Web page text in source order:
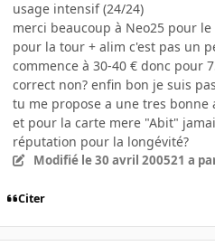
usage intensif (24/24)
merci beaucoup à Neo25 pour
pour la tour + alim c'est pas un
commence à 30-40 € donc pour
correct non? enfin bon je suis
tu me propose a une tres bonne
et pour la carte mere "Abit"
réputation pour la longévité?
Modifié le 30 avril 200521 a
Citer